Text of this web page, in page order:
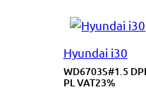
Hyundai i30
WD6703S#1.5
PL VAT23%